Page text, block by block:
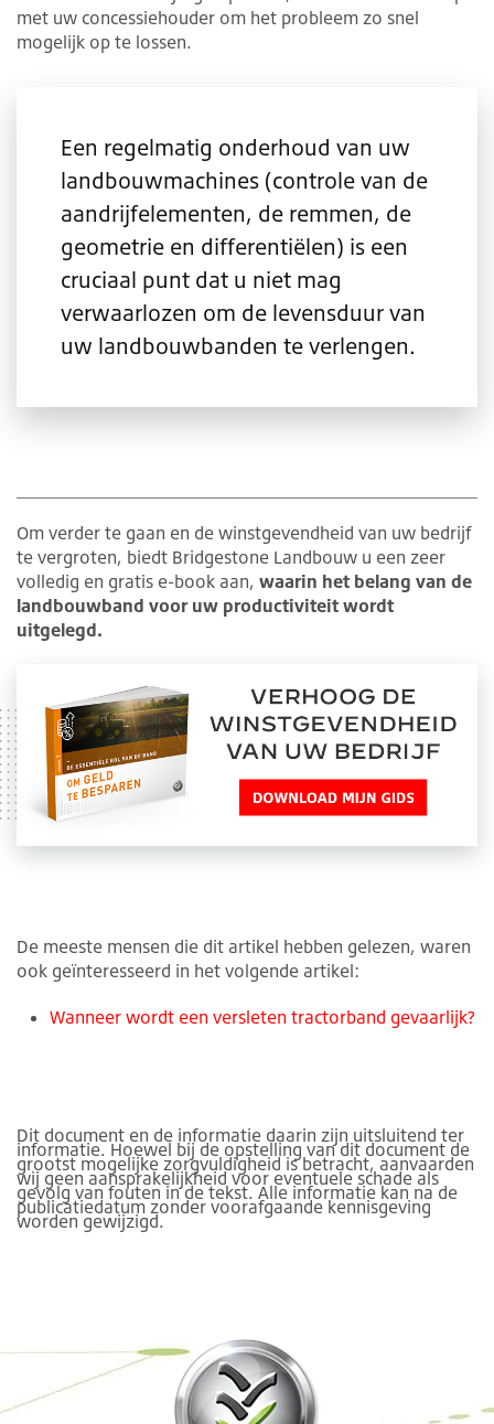
met uw concessiehouder om het probleem zo snel
mogelijk op te lossen.
Een regelmatig onderhoud van uw
landbouwmachines (controle van de
aandrijfelementen, de remmen, de
geometrie en differentiëlen) is een
cruciaal punt dat u niet mag
verwaarlozen om de levensduur van
uw landbouwbanden te verlengen.
Om verder te gaan en de winstgevendheid van uw bedrijf
te vergroten, biedt Bridgestone Landbouw u een zeer
volledig en gratis e-book aan, waarin het belang van de
landbouwband voor uw productiviteit wordt
uitgelegd.
De meeste mensen die dit artikel hebben gelezen, waren
ook geïnteresseerd in het volgende artikel:
Wanneer wordt een versleten tractorband gevaarlijk?
Dit document en de informatie daarin zijn uitsluitend ter
informatie. Hoewel bij de opstelling van dit document de
grootst mogelijke zorgvuldigheid is betracht, aanvaarden
wij geen aansprakelijkheid voor eventuele schade als
gevolg van fouten in de tekst. Alle informatie kan na de
publicatiedatum zonder voorafgaande kennisgeving
worden gewijzigd.